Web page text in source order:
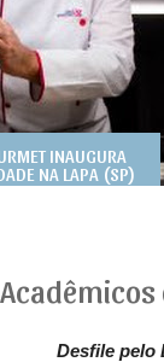
INAUGURA
NA LAPA (SP)
Desfile pelo